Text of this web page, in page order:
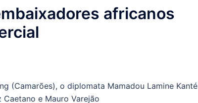
africanos
(Camarões), o diplomata Mamadou Lamine Kanté
e Mauro Varejão